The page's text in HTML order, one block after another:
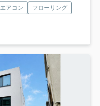
エアコン
フローリング